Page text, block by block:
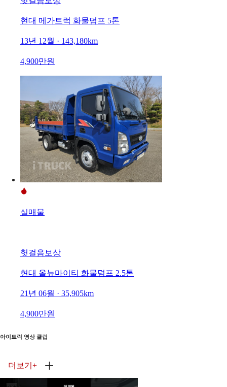
현대 메가트럭 화물덤프 5톤
13년 12월 · 143,180km
4,900만원
실매물
헛걸음보상
현대 올뉴마이티 화물덤프 2.5톤
21년 06월 · 35,905km
4,900만원
아이트럭 영상 클립
더보기 +